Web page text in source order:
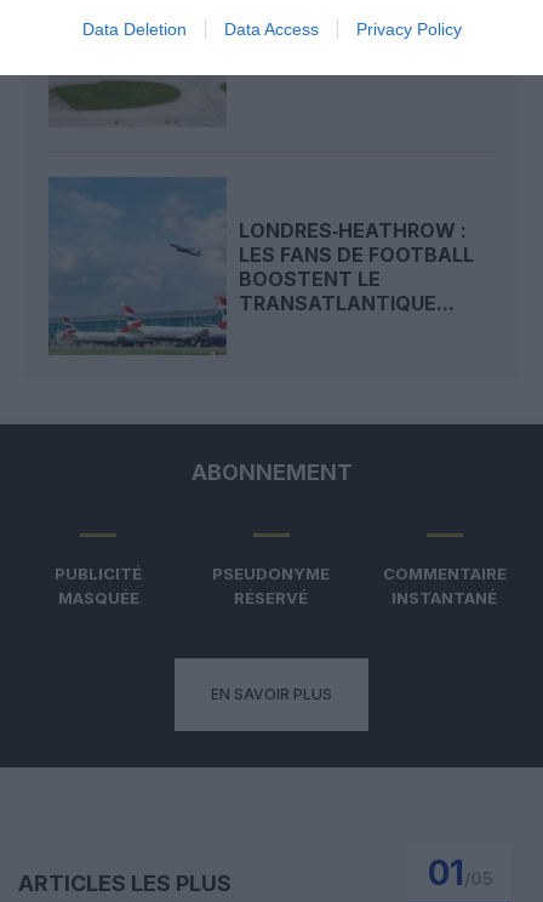
Data Deletion Data Access Privacy Policy
LONDRES-HEATHROW :
TRAFIC RECORD AU
LONDRES‑HEATHROW :
LES FANS DE FOOTBALL
BOOSTENT LE
TRANSATLANTIQUE...
ABONNEMENT
PUBLICITÉ
MASQUÉE
PSEUDONYME
RÉSERVÉ
COMMENTAIRE
INSTANTANÉ
EN SAVOIR PLUS
ARTICLES LES PLUS
01